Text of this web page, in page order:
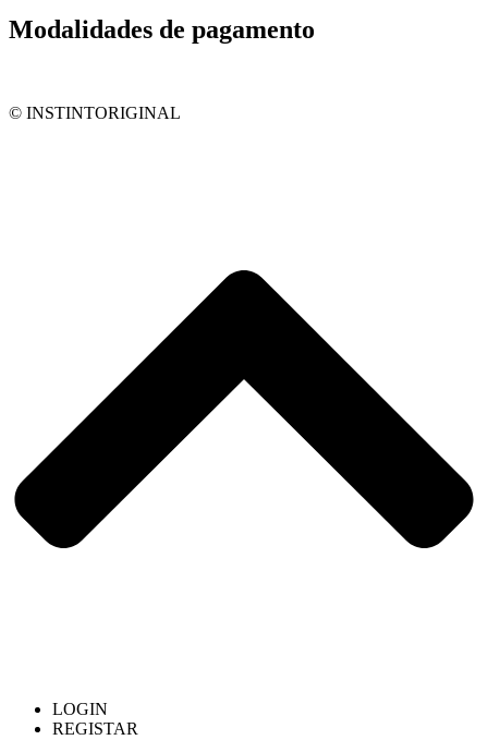
Modalidades de pagamento
© INSTINTORIGINAL
LOGIN
REGISTAR